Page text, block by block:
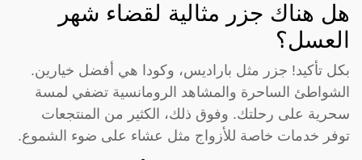
هل هناك جزر مثالية لقضاء شهر
العسل؟
بكل تأكيد! جزر مثل باراديس، وكودا هي أفضل خيارين.
الشواطئ الساحرة والمشاهد الرومانسية تضفي لمسة
سحرية على رحلتك. وفوق ذلك، الكثير من المنتجعات
توفر خدمات خاصة للأزواج مثل عشاء على ضوء الشموع.